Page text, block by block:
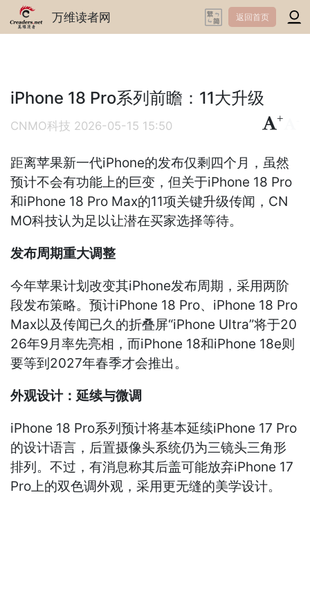
万维读者网 返回首页
iPhone 18 Pro系列前瞻：11大升级
CNMO科技 2026-05-15 15:50
+
距离苹果新一代iPhone的发布仅剩四个月，虽然
预计不会有功能上的巨变，但关于iPhone 18 Pro
和iPhone 18 Pro Max的11项关键升级传闻，CN
MO科技认为足以让潜在买家选择等待。
发布周期重大调整
今年苹果计划改变其iPhone发布周期，采用两阶
段发布策略。预计iPhone 18 Pro、iPhone 18 Pro
Max以及传闻已久的折叠屏“iPhone Ultra”将于20
26年9月率先亮相，而iPhone 18和iPhone 18e则
要等到2027年春季才会推出。
外观设计：延续与微调
iPhone 18 Pro系列预计将基本延续iPhone 17 Pro
的设计语言，后置摄像头系统仍为三镜头三角形
排列。不过，有消息称其后盖可能放弃iPhone 17
Pro上的双色调外观，采用更无缝的美学设计。